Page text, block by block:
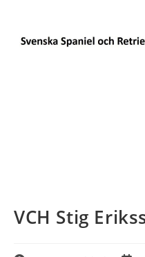
VCH Stig